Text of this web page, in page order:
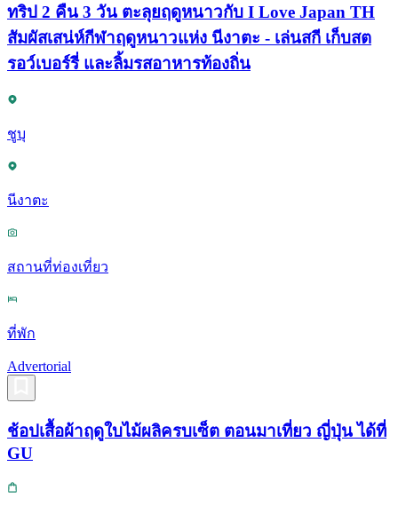
ทริป 2 คืน 3 วัน ตะลุยฤดูหนาวกับ I Love Japan TH
สัมผัสเสน่ห์กีฬาฤดูหนาวแห่ง นีงาตะ - เล่นสกี เก็บสต
รอว์เบอร์รี่ และลิ้มรสอาหารท้องถิ่น
ชูบุ
นีงาตะ
สถานที่ท่องเที่ยว
ที่พัก
Advertorial
ช้อปเสื้อผ้าฤดูใบไม้ผลิครบเซ็ต ตอนมาเที่ยว ญี่ปุ่น ได้ที่
GU